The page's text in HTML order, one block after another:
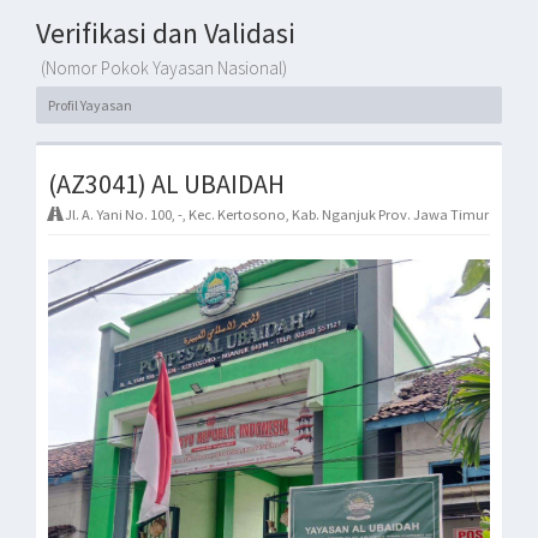
Verifikasi dan Validasi
(Nomor Pokok Yayasan Nasional)
Profil Yayasan
(AZ3041) AL UBAIDAH
Jl. A. Yani No. 100, -, Kec. Kertosono, Kab. Nganjuk Prov. Jawa Timur